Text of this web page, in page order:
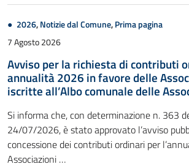
2026,Notizie dal Comune,Prima pagina
7 Agosto 2026
Avviso per la richiesta di contributi
annualità 2026 in favore delle
iscritte all’Albo comunale delle
Si informa che, con determinazione n. 363
24/07/2026, è stato approvato l’avviso
concessione dei contributi ordinari per
Associazioni …